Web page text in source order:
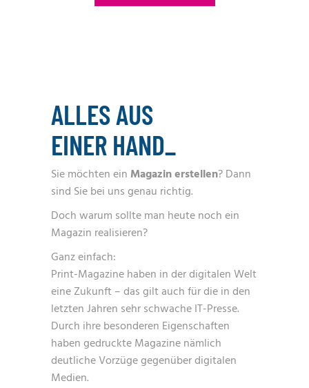
ALLES AUS
EINER HAND_
Sie möchten ein Magazinerstellen? Dann
sind Sie bei uns genau richtig.
Doch warum sollte man heute noch ein
Magazin realisieren?
Ganz einfach:
Print-Magazine haben in der digitalen Welt
eine Zukunft – das gilt auch für die in den
letzten Jahren sehr schwache IT-Presse.
Durch ihre besonderen Eigenschaften
haben gedruckte Magazine nämlich
deutliche Vorzüge gegenüber digitalen
Medien.